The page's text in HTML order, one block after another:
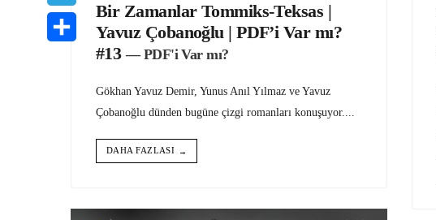
Bir Zamanlar Tommiks-Teksas |
Yavuz Çobanoğlu | PDF’i Var mı?
#13 — PDF'i Var mı?
Gökhan Yavuz Demir, Yunus Anıl Yılmaz ve Yavuz
Çobanoğlu dünden bugüne çizgi romanları konuşuyor....
DAHA FAZLASI →
Telegram